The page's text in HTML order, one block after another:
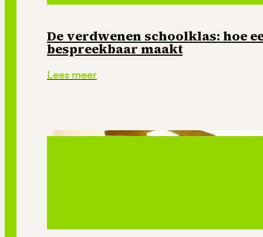
De verdwenen schoolklas: hoe
bespreekbaar maakt
Lees meer